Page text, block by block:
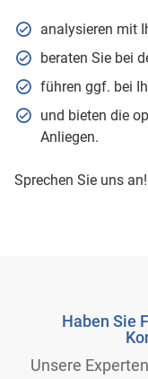
analysieren mit
beraten Sie bei
führen ggf. bei
und bieten die
Anliegen.
Sprechen Sie uns an!
Haben Sie
Unsere